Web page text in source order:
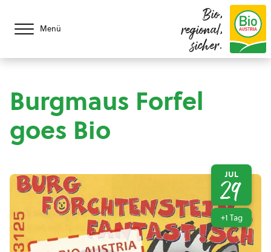
Menü
Bio,
regional,
sicher.
Burgmaus Forfel
goes Bio
JUL
29
+1 Tag